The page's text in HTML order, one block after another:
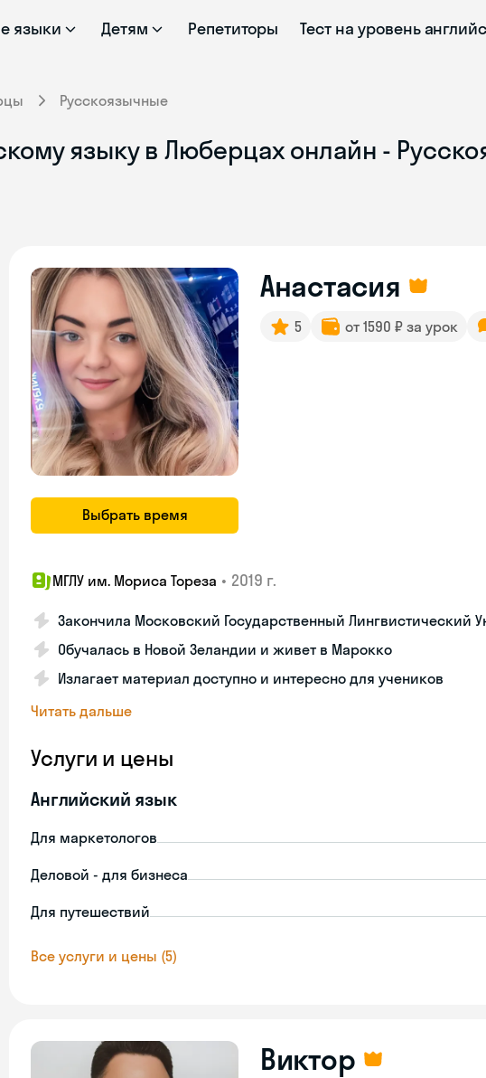
языки Детям Репетиторы Тест на уровень
Русскоязычные
языку в Люберцах онлайн -
Выбрать время
Анастасия
5 от 1590 ₽ за урок
МГЛУ им. Мориса Тореза • 2019 г.
Закончила Московский Государственный Лингвистический
Обучалась в Новой Зеландии и живет в Марокко
Излагает материал доступно и интересно для учеников
Читать дальше
Услуги и цены
Английский язык
Для маркетологов
Деловой - для бизнеса
Для путешествий
Все услуги и цены (5)
Виктор